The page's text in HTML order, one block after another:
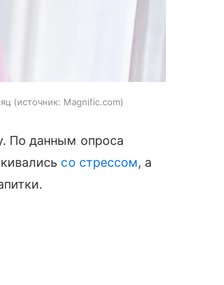
источник: Magnific.com
По данным опроса
со стрессом, а